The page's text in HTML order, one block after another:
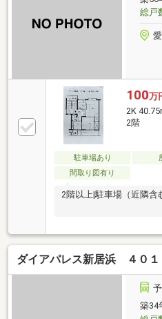
総戸
100万
2K
2階
駐車場あり
間取り図有り
2階以上|駐車場（近隣含
ダイアパレス新居浜 ４０１
築34